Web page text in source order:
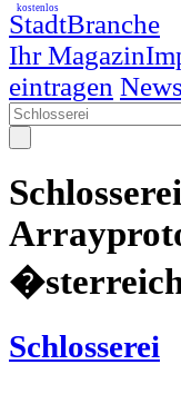
StadtBranche
Ihr Magazin
kostenlos
eintragen News
Schlosserei